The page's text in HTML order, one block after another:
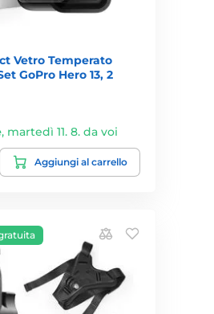
Vetro Temperato
GoPro Hero 13, 2
, martedì 11. 8. da voi
Aggiungi al carrello